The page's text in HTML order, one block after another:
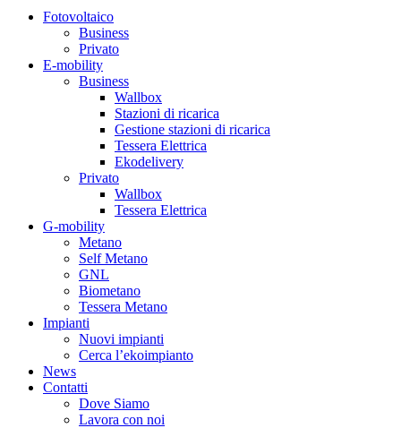
Fotovoltaico
Business
Privato
E-mobility
Business
Wallbox
Stazioni di ricarica
Gestione stazioni di ricarica
Tessera Elettrica
Ekodelivery
Privato
Wallbox
Tessera Elettrica
G-mobility
Metano
Self Metano
GNL
Biometano
Tessera Metano
Impianti
Nuovi impianti
Cerca l’ekoimpianto
News
Contatti
Dove Siamo
Lavora con noi